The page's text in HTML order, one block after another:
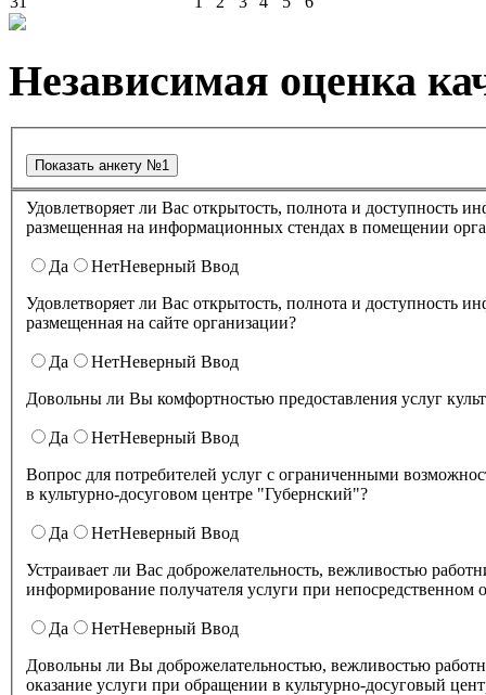
Независимая оценка
Удовлетворяет ли Вас открытость, полнота и доступность информации о деятельности в культурно-досуговом центре "Губернский" ,
размещенная на информационных стендах в помещении
Да НетНеверный Ввод
Удовлетворяет ли Вас открытость, полнота и доступность информации о деятельности культурно-досугового центра "Губернский" ,
размещенная на сайте организации?
Да НетНеверный Ввод
Довольны ли Вы комфортностью предоставления услуг
Да НетНеверный Ввод
Вопрос для потребителей услуг с ограниченными
в культурно-досуговом центре "Губернский"?
Да НетНеверный Ввод
Устраивает ли Вас доброжелательность, вежливостью работников организации культуры, обеспечивающих первичный контакт и
информирование получателя услуги при
Да НетНеверный Ввод
Довольны ли Вы доброжелательностью, вежливостью
оказание услуги при обращении в культурно-досуговый